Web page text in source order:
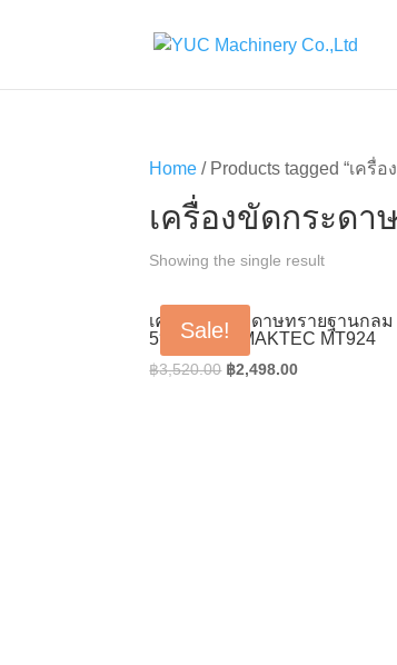
Home / Products tagged “เครื่
เครื่องขัดกระดา
Showing the single result
Sale!
เครื่องขัดกระดาษทรายฐานกลม
5″(125mm) MAKTEC MT924
฿3,520.00 Original
฿2,498.00Current